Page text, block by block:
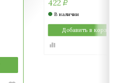
422 Р
В наличии
Добавить в корзину